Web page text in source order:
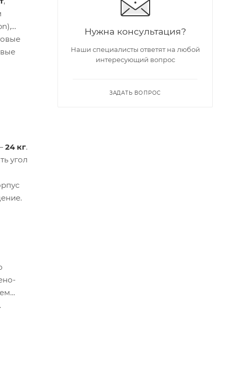
24 кг.
угол
Нужна консультация?
Наши специалисты ответят на любой
интересующий вопрос
ЗАДАТЬ ВОПРОС